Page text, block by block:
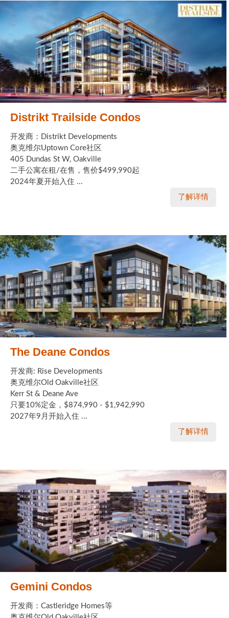
Distrikt Trailside Condos
开发商：Distrikt Developments
奥克维尔Uptown Core社区
405 Dundas St W, Oakville
二手公寓在租/在售，售价$499,990起
2024年夏开始入住 ...
了解详情
The Deane Condos
开发商: Rise Developments
奥克维尔Old Oakville社区
Kerr St & Deane Ave
只要10%定金，$874,990 - $1,942,990
2027年9月开始入住 ...
了解详情
Gemini Condos
开发商：Castleridge Homes等